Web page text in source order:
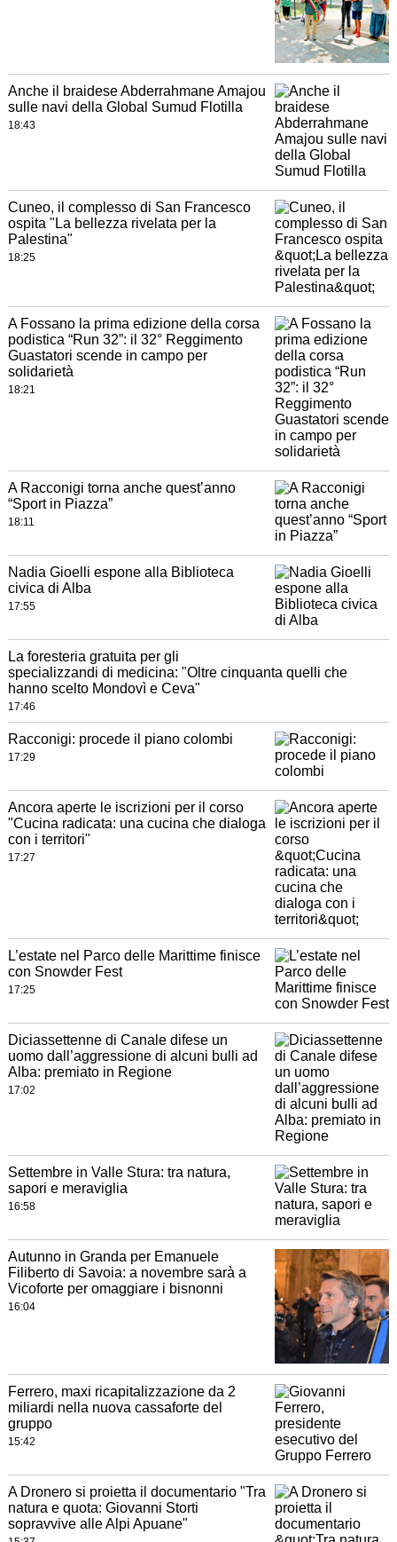
Anche il braidese Abderrahmane Amajou
sulle navi della Global Sumud Flotilla
18:43
Cuneo, il complesso di San Francesco
ospita "La bellezza rivelata per la
Palestina"
18:25
A Fossano la prima edizione della corsa
podistica “Run 32”: il 32° Reggimento
Guastatori scende in campo per
solidarietà
18:21
A Racconigi torna anche quest’anno
“Sport in Piazza”
18:11
Nadia Gioelli espone alla Biblioteca
civica di Alba
17:55
La foresteria gratuita per gli
specializzandi di medicina: "Oltre cinquanta quelli che
hanno scelto Mondovì e Ceva"
17:46
Racconigi: procede il piano colombi
17:29
Ancora aperte le iscrizioni per il corso
"Cucina radicata: una cucina che dialoga
con i territori"
17:27
L’estate nel Parco delle Marittime finisce
con Snowder Fest
17:25
Diciassettenne di Canale difese un
uomo dall’aggressione di alcuni bulli ad
Alba: premiato in Regione
17:02
Settembre in Valle Stura: tra natura,
sapori e meraviglia
16:58
Autunno in Granda per Emanuele
Filiberto di Savoia: a novembre sarà a
Vicoforte per omaggiare i bisnonni
16:04
Ferrero, maxi ricapitalizzazione da 2
miliardi nella nuova cassaforte del
gruppo
15:42
A Dronero si proietta il documentario "Tra
natura e quota: Giovanni Storti
sopravvive alle Alpi Apuane"